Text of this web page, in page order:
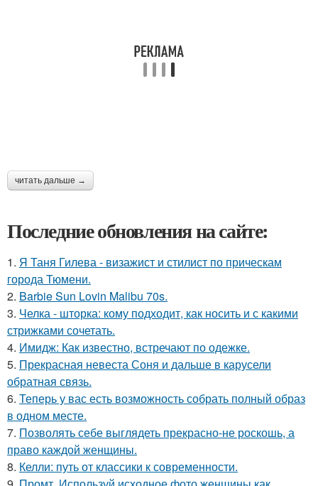
читать дальше →
Последние обновления на сайте:
1. Я Таня Гилева - визажист и стилист по прическам
города Тюмени.
2. Barbie Sun Lovin Malibu 70s.
3. Челка - шторка: кому подходит, как носить и с какими
стрижками сочетать.
4. Имидж: Как известно, встречают по одежке.
5. Прекрасная невеста Соня и дальше в карусели
обратная связь.
6. Теперь у вас есть возможность собрать полный образ
в одном месте.
7. Позволять себе выглядеть прекрасно-не роскошь, а
право каждой женщины.
8. Келли: путь от классики к современности.